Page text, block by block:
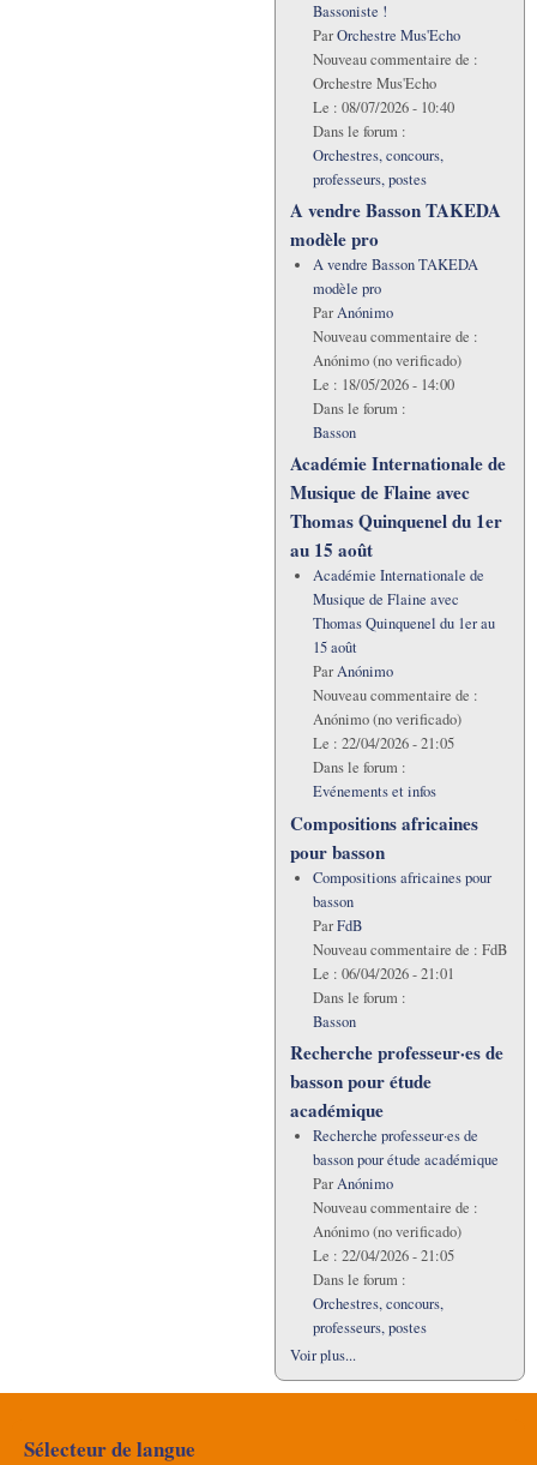
Bassoniste !
ParOrchestre Mus'Echo
Nouveau commentaire de :
Orchestre Mus'Echo
Le : 08/07/2026 - 10:40
Dans le forum :
Orchestres, concours,
professeurs, postes
A vendre Basson TAKEDA
modèle pro
A vendre Basson TAKEDA
modèle pro
ParAnónimo
Nouveau commentaire de :
Anónimo (no verificado)
Le : 18/05/2026 - 14:00
Dans le forum :
Basson
Académie Internationale de
Musique de Flaine avec
Thomas Quinquenel du 1er
au 15 août
Académie Internationale de
Musique de Flaine avec
Thomas Quinquenel du 1er au
15 août
ParAnónimo
Nouveau commentaire de :
Anónimo (no verificado)
Le : 22/04/2026 - 21:05
Dans le forum :
Evénements et infos
Compositions africaines
pour basson
Compositions africaines pour
basson
ParFdB
Nouveau commentaire de : FdB
Le : 06/04/2026 - 21:01
Dans le forum :
Basson
Recherche professeur·es de
basson pour étude
académique
Recherche professeur·es de
basson pour étude académique
ParAnónimo
Nouveau commentaire de :
Anónimo (no verificado)
Le : 22/04/2026 - 21:05
Dans le forum :
Orchestres, concours,
professeurs, postes
Voir plus...
Sélecteur de langue